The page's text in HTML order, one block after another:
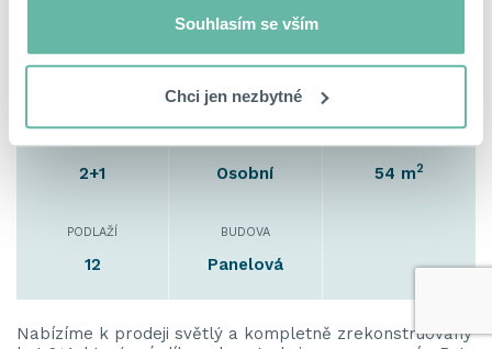
Souhlasím se vším
Chci jen nezbytné
7 990 000 Kč
Hypotéka od 35 625 Kč/měsíc
D - Méně úsporná
2+1 Osobní 54 m2
PODLAŽÍ
12
BUDOVA
Panelová
Nabízíme k prodeji světlý a kompletně zrekonstruovaný